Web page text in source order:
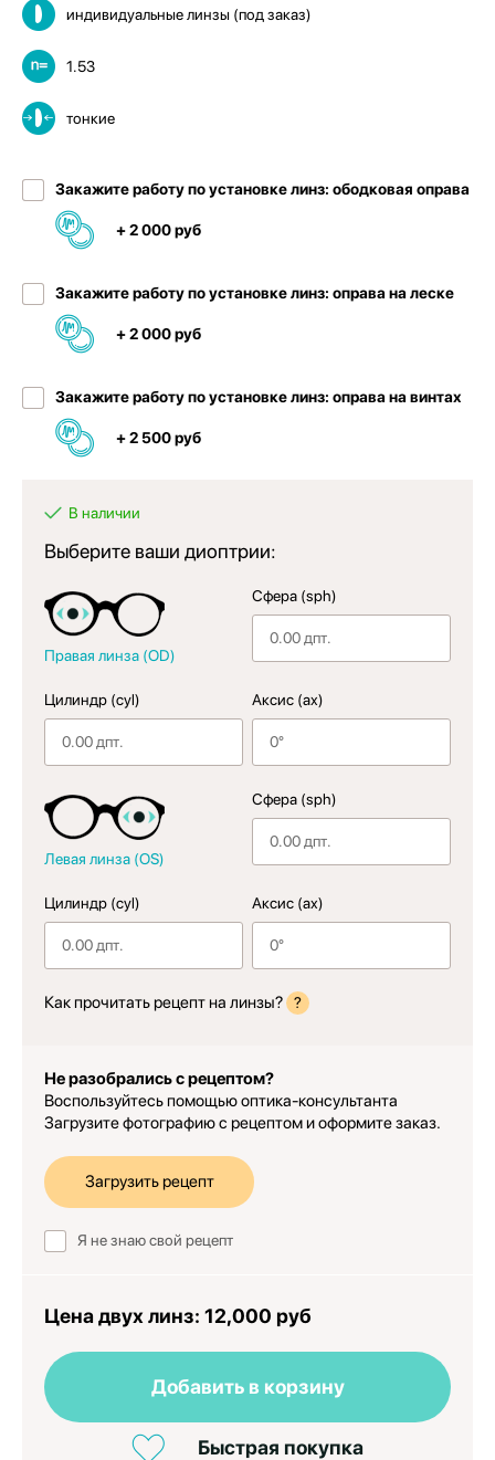
индивидуальные линзы (под заказ)
1.53
тонкие
Закажите работу по установке линз: ободковая оправа
+ 2 000 руб
Закажите работу по установке линз: оправа на леске
+ 2 000 руб
Закажите работу по установке линз: оправа на винтах
+ 2 500 руб
В наличии
Выберите ваши диоптрии:
Правая линза (OD)
Сфера (sph)
Цилиндр (cyl) Аксис (ax)
Левая линза (OS)
Сфера (sph)
Цилиндр (cyl) Аксис (ax)
Как прочитать рецепт на линзы? ?
Не разобрались с рецептом?
Воспользуйтесь помощью оптика-консультанта
Загрузите фотографию с рецептом и оформите заказ.
Загрузить рецепт
Я не знаю свой рецепт
Цена двух линз: 12,000 руб
Добавить в корзину
Быстрая покупка